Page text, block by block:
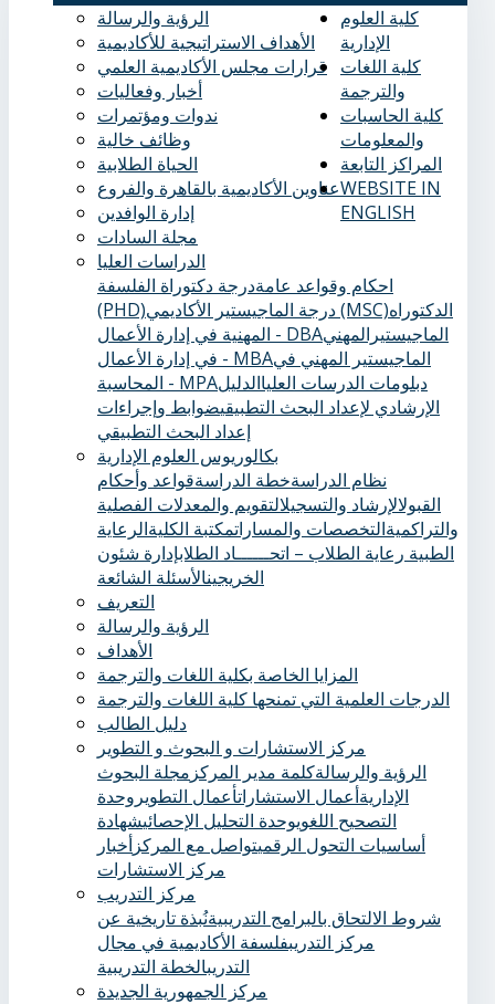
الرؤية والرسالة
الأهداف الاستراتيجية للأكاديمية
قرارات مجلس الأكاديمية العلمي
أخبار وفعاليات
ندوات ومؤتمرات
وظائف خالية
الحياة الطلابية
عناوين الأكاديمية بالقاهرة والفروع
إدارة الوافدين
كلية العلوم
الإدارية
مجلة السادات
الدراسات العليا
احكام وقواعد عامةدرجة دكتوراة الفلسفة
(PHD)
درجة الماجيستير الأكاديمي (MSC)الدكتوراه
المهنية في إدارة الأعمال - DBAالماجيستيرالمهني
في إدارة الأعمال - MBAالماجيستير المهني في
المحاسبة - MPA
دبلومات الدرسات العلياالدليل
الإرشادي لإعداد البحث التطبيقيضوابط وإجراءات
إعداد البحث التطبيقي
بكالوريوس العلوم الإدارية
نظام الدراسةخطة الدراسةقواعد وأحكام
القبولالإرشاد والتسجيلالتقويم والمعدلات الفصلية
والتراكميةالتخصصات والمساراتمكتبة الكليةالرعاية
الطبية ‏ رعاية الطلاب – اتحــــــاد الطلابإدارة شئون
الخريجينالأسئلة الشائعة
كلية اللغات
والترجمة
التعريف
الرؤية والرسالة
الأهداف
المزايا الخاصة بكلية اللغات والترجمة
الدرجات العلمية التي تمنحها كلية اللغات والترجمة
دليل الطالب
كلية الحاسبات
والمعلومات
المراكز التابعة
مركز الاستشارات و البحوث و التطوير
الرؤية والرسالةكلمة مدير المركز مجلة البحوث
الإداريةأعمال الاستشاراتأعمال التطوير وحدة
التصحيح اللغويوحدة التحليل الإحصائيشهادة
أساسيات التحول الرقميتواصل مع المركزأخبار
مركز الاستشارات
مركز التدريب
شروط الالتحاق بالبرامج التدريبيةنُبذة تاريخية عن
مركز التدريبفلسفة الأكاديمية في مجال
التدريبالخطة التدريبية
مركز الجمهورية الجديدة
WEBSITE IN
ENGLISH